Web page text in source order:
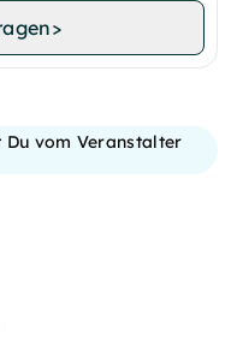
>
vom Veranstalter